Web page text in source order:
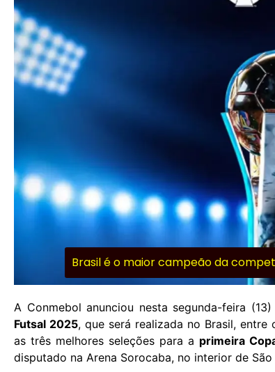
Brasil é o maior campeão da
A Conmebol anunciou nesta segunda-feira
Futsal 2025, que será realizada no Brasil,
as três melhores seleções para a primeira
disputado na Arena Sorocaba, no interior de